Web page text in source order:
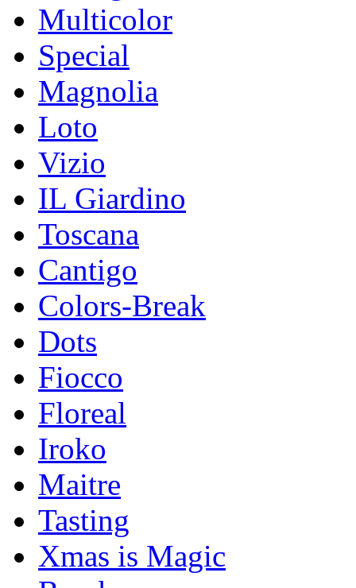
Multicolor
Special
Magnolia
Loto
Vizio
IL Giardino
Toscana
Cantigo
Colors-Break
Dots
Fiocco
Floreal
Iroko
Maitre
Tasting
Xmas is Magic